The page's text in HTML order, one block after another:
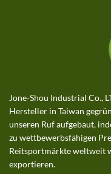
Jone-Shou Industrial Co.,
Hersteller in Taiwan
unseren Ruf aufgebaut,
zu wettbewerbsfähigen
Reitsportmärkte weltweit
exportieren.